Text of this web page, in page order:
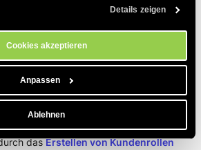
Ihre Cookie-Einstellungen jederzeit im
Details zeigen
Cookies akzeptieren
Anpassen
Ablehnen
die Websites ihrer Kunden in ihrem
und Cloud-Plänen für Websites
verwendenund mit
oder Anwendungen von
erstellt wurden. Mit der
Ihren Kunden einen
dasErstellen von Kundenrollen